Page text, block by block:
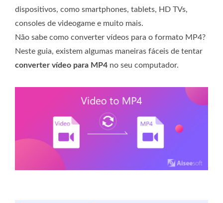
dispositivos, como smartphones, tablets, HD TVs,
consoles de videogame e muito mais.
Não sabe como converter vídeos para o formato MP4?
Neste guia, existem algumas maneiras fáceis de tentar
converter vídeo para MP4 no seu computador.